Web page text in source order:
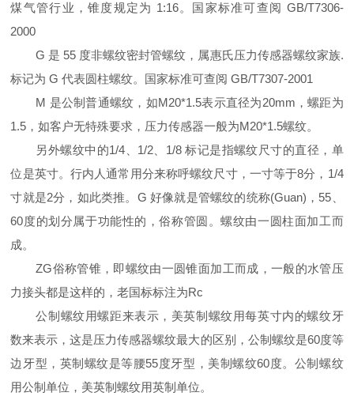
煤气管行业，锥度规定为 1:16。国家标准可查阅 GB/T7306-
2000
G 是 55 度非螺纹密封管螺纹，属惠氏压力传感器螺纹家族.
标记为 G 代表圆柱螺纹。国家标准可查阅 GB/T7307-2001
M 是公制普通螺纹，如M20*1.5表示直径为20mm，螺距为
1.5，如客户无特殊要求，压力传感器一般为M20*1.5螺纹。
另外螺纹中的1/4、1/2、1/8 标记是指螺纹尺寸的直径，单
位是英寸。行内人通常用分来称呼螺纹尺寸，一寸等于8分，1/4
寸就是2分，如此类推。G 好像就是管螺纹的统称(Guan)，55、
60度的划分属于功能性的，俗称管圆。螺纹由一圆柱面加工而
成。
ZG俗称管锥，即螺纹由一圆锥面加工而成，一般的水管压
力接头都是这样的，老国标标注为Rc
公制螺纹用螺距来表示，美英制螺纹用每英寸内的螺纹牙
数来表示，这是压力传感器螺纹最大的区别，公制螺纹是60度等
边牙型，英制螺纹是等腰55度牙型，美制螺纹60度。公制螺纹
用公制单位，美英制螺纹用英制单位。